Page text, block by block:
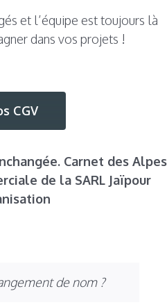
et l’équipe est toujours là
dans vos projets !
CGV
Carnet des Alpes
de la SARL Jaïpour
de nom ?